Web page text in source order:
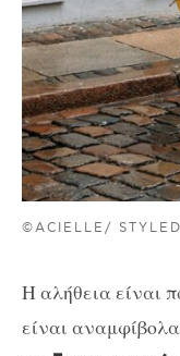
©ACIELLE/
Η αλήθεια είναι
είναι